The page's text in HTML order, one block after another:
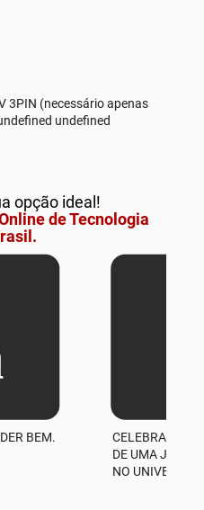
3PIN (necessário apenas
undefined
opção ideal!
de Tecnologia
BEM.
CELEBRAMOS
DE UMA
NO UNIVERSO